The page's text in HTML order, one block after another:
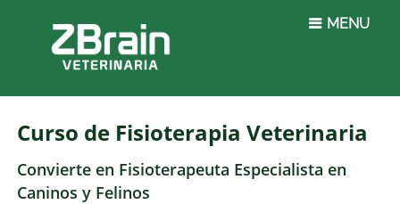
MENU
Curso de Fisioterapia Veterinaria
Convierte en Fisioterapeuta Especialista en
Caninos y Felinos